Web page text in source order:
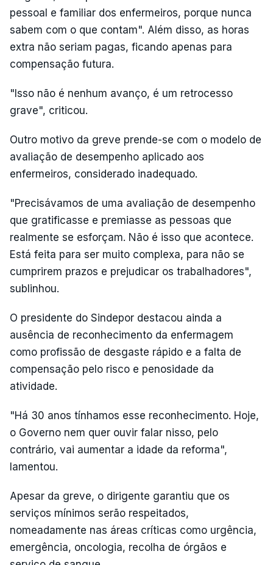
pessoal e familiar dos enfermeiros, porque nunca
sabem com o que contam". Além disso, as horas
extra não seriam pagas, ficando apenas para
compensação futura.
"Isso não é nenhum avanço, é um retrocesso
grave", criticou.
Outro motivo da greve prende-se com o modelo de
avaliação de desempenho aplicado aos
enfermeiros, considerado inadequado.
"Precisávamos de uma avaliação de desempenho
que gratificasse e premiasse as pessoas que
realmente se esforçam. Não é isso que acontece.
Está feita para ser muito complexa, para não se
cumprirem prazos e prejudicar os trabalhadores",
sublinhou.
O presidente do Sindepor destacou ainda a
ausência de reconhecimento da enfermagem
como profissão de desgaste rápido e a falta de
compensação pelo risco e penosidade da
atividade.
"Há 30 anos tínhamos esse reconhecimento. Hoje,
o Governo nem quer ouvir falar nisso, pelo
contrário, vai aumentar a idade da reforma",
lamentou.
Apesar da greve, o dirigente garantiu que os
serviços mínimos serão respeitados,
nomeadamente nas áreas críticas como urgência,
emergência, oncologia, recolha de órgãos e